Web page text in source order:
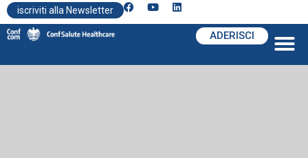
iscriviti alla Newsletter
ADERISCI